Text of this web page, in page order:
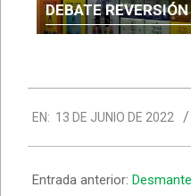
DEBATE
EN: 13 DE JUNIO DE 2022
Entrada anterior: